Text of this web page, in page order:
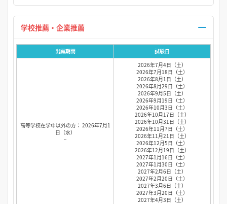
出願期間 試験日
高等学校在学中以外の方： 2026年7月1
日（水）
~
2026年7月4日（土）
2026年7月18日（土）
2026年8月1日（土）
2026年8月29日（土）
2026年9月5日（土）
2026年9月19日（土）
2026年10月3日（土）
2026年10月17日（土）
2026年10月31日（土）
2026年11月7日（土）
2026年11月21日（土）
2026年12月5日（土）
2026年12月19日（土）
2027年1月16日（土）
2027年1月30日（土）
2027年2月6日（土）
2027年2月20日（土）
2027年3月6日（土）
2027年3月20日（土）
2027年4月3日（土）